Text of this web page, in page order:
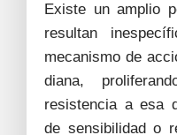
Existe un amplio
resultan
mecanismo de
diana,
resistencia a esa
de sensibilidad o